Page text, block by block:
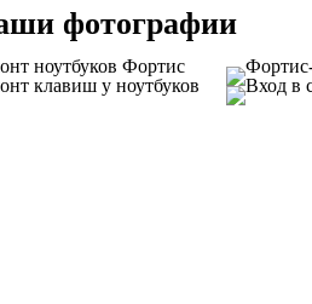
фотографии